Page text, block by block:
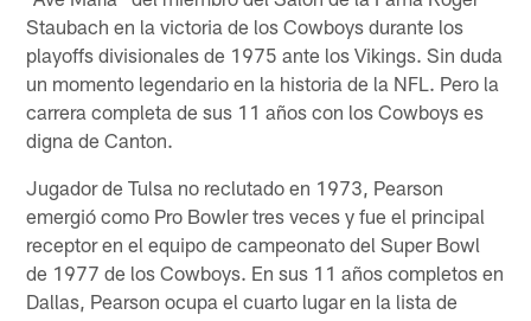
Staubach en la victoria de los Cowboys durante los
playoffs divisionales de 1975 ante los Vikings. Sin duda
un momento legendario en la historia de la NFL. Pero la
carrera completa de sus 11 años con los Cowboys es
digna de Canton.
Jugador de Tulsa no reclutado en 1973, Pearson
emergió como Pro Bowler tres veces y fue el principal
receptor en el equipo de campeonato del Super Bowl
de 1977 de los Cowboys. En sus 11 años completos en
Dallas, Pearson ocupa el cuarto lugar en la lista de